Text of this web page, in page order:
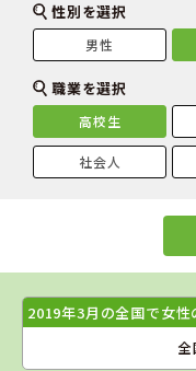
性別を選択
男性
職業を選択
高校生
社会人
2019年3月の全国で女